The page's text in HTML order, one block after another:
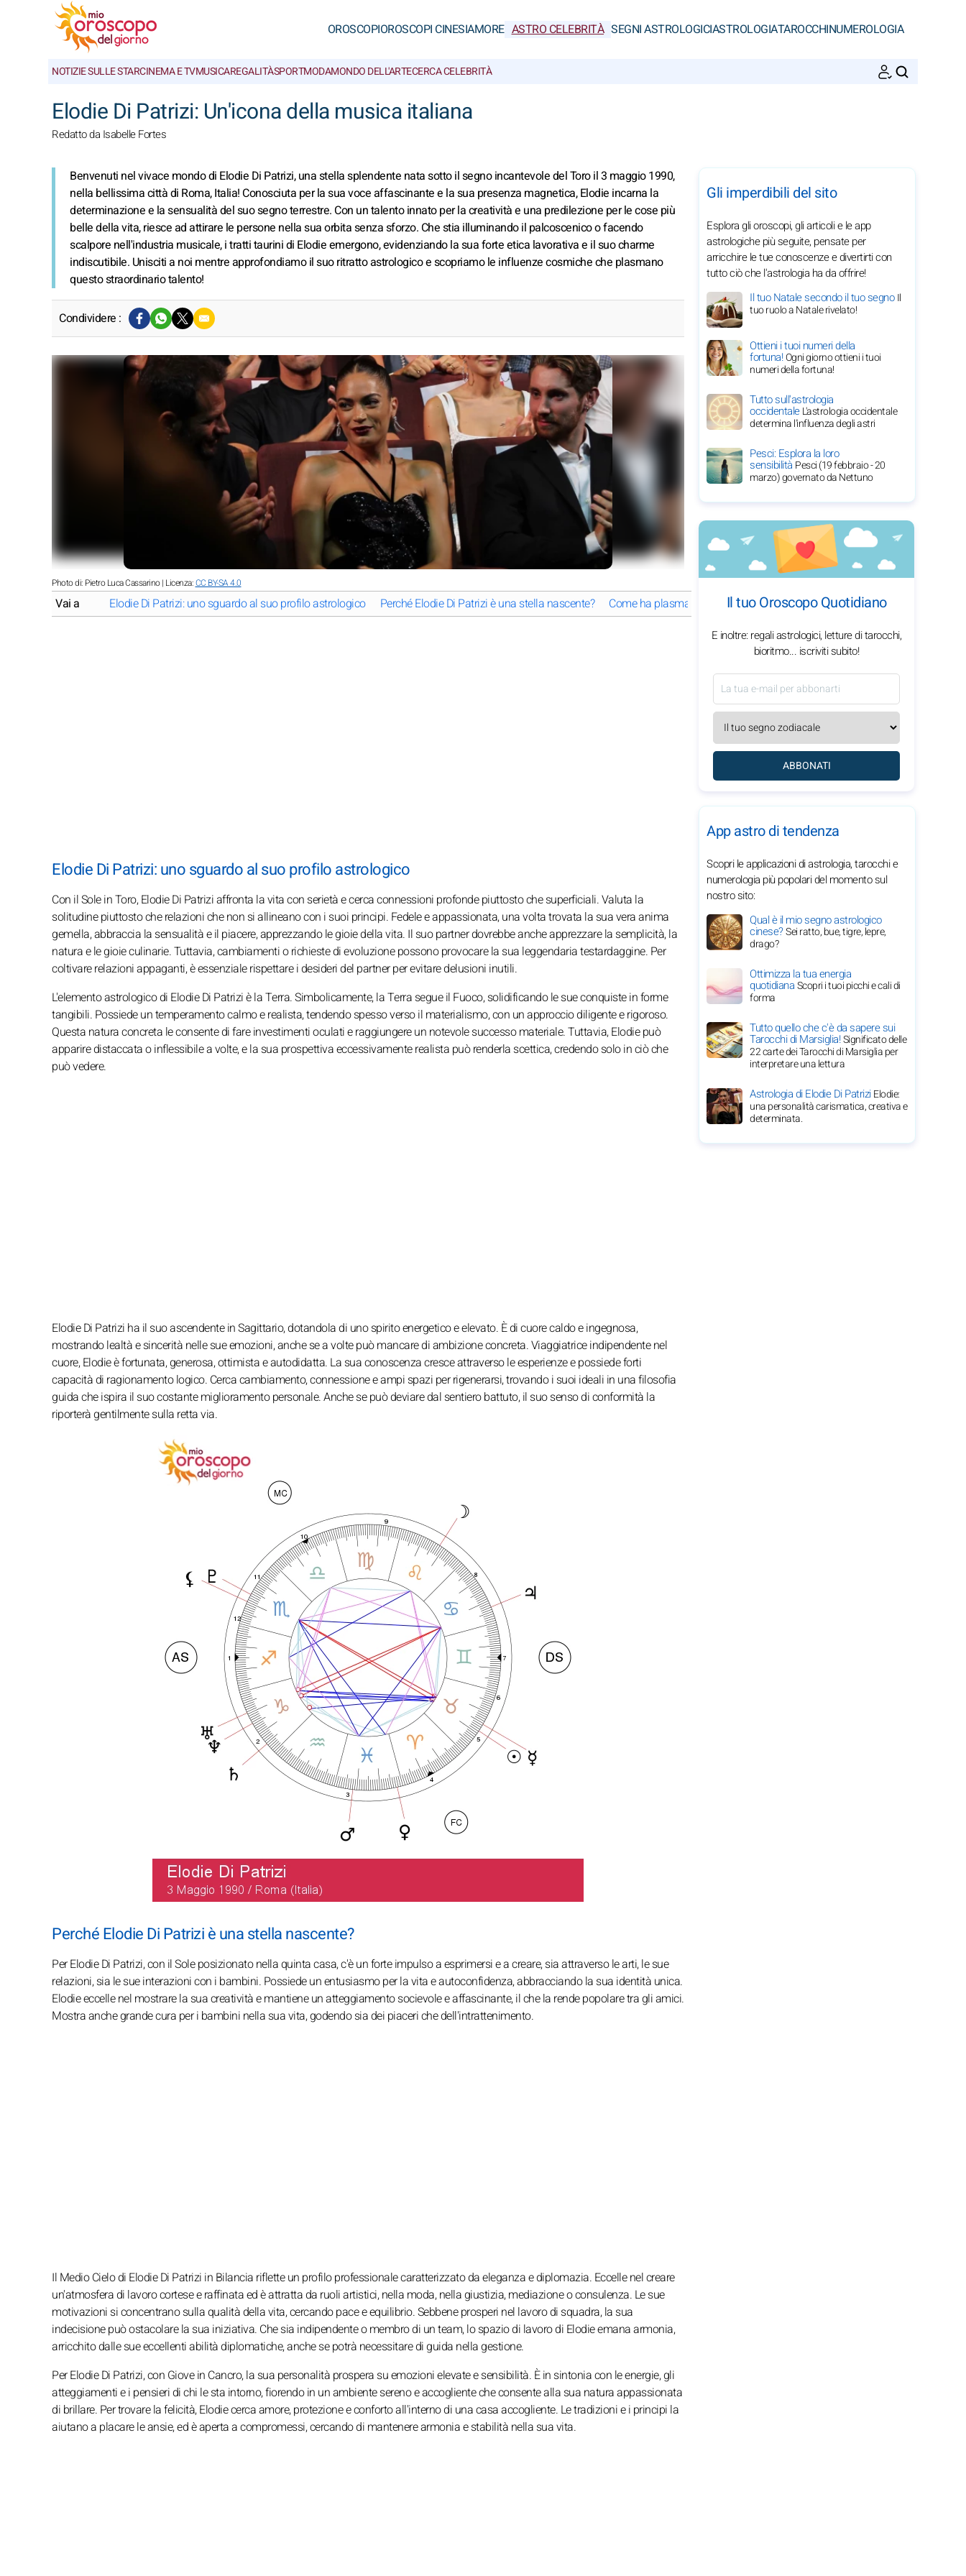
OROSCOPIOROSCOPI CINESIAMORE ASTRO CELEBRITÀ SEGNI ASTROLOGICIASTROLOGIATAROCCHINUMEROLOGIA
NOTIZIE SULLE STARCINEMA E TVMUSICAREGALITÀSPORTMODAMONDO DELL'ARTECERCA CELEBRITÀ
Elodie Di Patrizi: Un'icona della musica italiana
Redatto da Isabelle Fortes
Benvenuti nel vivace mondo di Elodie Di Patrizi, una stella splendente nata sotto il segno incantevole del Toro il 3 maggio 1990,
nella bellissima città di Roma, Italia! Conosciuta per la sua voce affascinante e la sua presenza magnetica, Elodie incarna la
determinazione e la sensualità del suo segno terrestre. Con un talento innato per la creatività e una predilezione per le cose più
belle della vita, riesce ad attirare le persone nella sua orbita senza sforzo. Che stia illuminando il palcoscenico o facendo
scalpore nell'industria musicale, i tratti taurini di Elodie emergono, evidenziando la sua forte etica lavorativa e il suo charme
indiscutibile. Unisciti a noi mentre approfondiamo il suo ritratto astrologico e scopriamo le influenze cosmiche che plasmano
questo straordinario talento!
Condividere :
Photo di: Pietro Luca Cassarino | Licenza:CC BY-SA 4.0
Vai a Elodie Di Patrizi: uno sguardo al suo profilo astrologico Perché Elodie Di Patrizi è una stella nascente? Come ha plasmato la sua carriera Elodie Di Patrizi? Com'è la vita
Elodie Di Patrizi: uno sguardo al suo profilo astrologico
Con il Sole in Toro, Elodie Di Patrizi affronta la vita con serietà e cerca connessioni profonde piuttosto che superficiali. Valuta la
solitudine piuttosto che relazioni che non si allineano con i suoi principi. Fedele e appassionata, una volta trovata la sua vera anima
gemella, abbraccia la sensualità e il piacere, apprezzando le gioie della vita. Il suo partner dovrebbe anche apprezzare la semplicità, la
natura e le gioie culinarie. Tuttavia, cambiamenti o richieste di evoluzione possono provocare la sua leggendaria testardaggine. Per
coltivare relazioni appaganti, è essenziale rispettare i desideri del partner per evitare delusioni inutili.
L'elemento astrologico di Elodie Di Patrizi è la Terra. Simbolicamente, la Terra segue il Fuoco, solidificando le sue conquiste in forme
tangibili. Possiede un temperamento calmo e realista, tendendo spesso verso il materialismo, con un approccio diligente e rigoroso.
Questa natura concreta le consente di fare investimenti oculati e raggiungere un notevole successo materiale. Tuttavia, Elodie può
apparire distaccata o inflessibile a volte, e la sua prospettiva eccessivamente realista può renderla scettica, credendo solo in ciò che
può vedere.
Elodie Di Patrizi ha il suo ascendente in Sagittario, dotandola di uno spirito energetico e elevato. È di cuore caldo e ingegnosa,
mostrando lealtà e sincerità nelle sue emozioni, anche se a volte può mancare di ambizione concreta. Viaggiatrice indipendente nel
cuore, Elodie è fortunata, generosa, ottimista e autodidatta. La sua conoscenza cresce attraverso le esperienze e possiede forti
capacità di ragionamento logico. Cerca cambiamento, connessione e ampi spazi per rigenerarsi, trovando i suoi ideali in una filosofia
guida che ispira il suo costante miglioramento personale. Anche se può deviare dal sentiero battuto, il suo senso di conformità la
riporterà gentilmente sulla retta via.
Perché Elodie Di Patrizi è una stella nascente?
Per Elodie Di Patrizi, con il Sole posizionato nella quinta casa, c'è un forte impulso a esprimersi e a creare, sia attraverso le arti, le sue
relazioni, sia le sue interazioni con i bambini. Possiede un entusiasmo per la vita e autoconfidenza, abbracciando la sua identità unica.
Elodie eccelle nel mostrare la sua creatività e mantiene un atteggiamento socievole e affascinante, il che la rende popolare tra gli amici.
Mostra anche grande cura per i bambini nella sua vita, godendo sia dei piaceri che dell'intrattenimento.
Il Medio Cielo di Elodie Di Patrizi in Bilancia riflette un profilo professionale caratterizzato da eleganza e diplomazia. Eccelle nel creare
un'atmosfera di lavoro cortese e raffinata ed è attratta da ruoli artistici, nella moda, nella giustizia, mediazione o consulenza. Le sue
motivazioni si concentrano sulla qualità della vita, cercando pace e equilibrio. Sebbene prosperi nel lavoro di squadra, la sua
indecisione può ostacolare la sua iniziativa. Che sia indipendente o membro di un team, lo spazio di lavoro di Elodie emana armonia,
arricchito dalle sue eccellenti abilità diplomatiche, anche se potrà necessitare di guida nella gestione.
Per Elodie Di Patrizi, con Giove in Cancro, la sua personalità prospera su emozioni elevate e sensibilità. È in sintonia con le energie, gli
atteggiamenti e i pensieri di chi le sta intorno, fiorendo in un ambiente sereno e accogliente che consente alla sua natura appassionata
di brillare. Per trovare la felicità, Elodie cerca amore, protezione e conforto all'interno di una casa accogliente. Le tradizioni e i principi la
aiutano a placare le ansie, ed è aperta a compromessi, cercando di mantenere armonia e stabilità nella sua vita.
Gli imperdibili del sito
Esplora gli oroscopi, gli articoli e le app
astrologiche più seguite, pensate per
arricchire le tue conoscenze e divertirti con
tutto ciò che l'astrologia ha da offrire!
Il tuo Natale secondo il tuo segnoIl
tuo ruolo a Natale rivelato!
Ottieni i tuoi numeri della
fortuna!Ogni giorno ottieni i tuoi
numeri della fortuna!
Tutto sull'astrologia
occidentaleL'astrologia occidentale
determina l'influenza degli astri
Pesci: Esplora la loro
sensibilità Pesci (19 febbraio - 20
marzo) governato da Nettuno
Il tuo Oroscopo Quotidiano
E inoltre: regali astrologici, letture di tarocchi,
bioritmo... iscriviti subito!
ABBONATI
App astro di tendenza
Scopri le applicazioni di astrologia, tarocchi e
numerologia più popolari del momento sul
nostro sito:
Qual è il mio segno astrologico
cinese?Sei ratto, bue, tigre, lepre,
drago?
Ottimizza la tua energia
quotidianaScopri i tuoi picchi e cali di
forma
Tutto quello che c'è da sapere sui
Tarocchi di Marsiglia!Significato delle
22 carte dei Tarocchi di Marsiglia per
interpretare una lettura
Astrologia di Elodie Di PatriziElodie:
una personalità carismatica, creativa e
determinata.